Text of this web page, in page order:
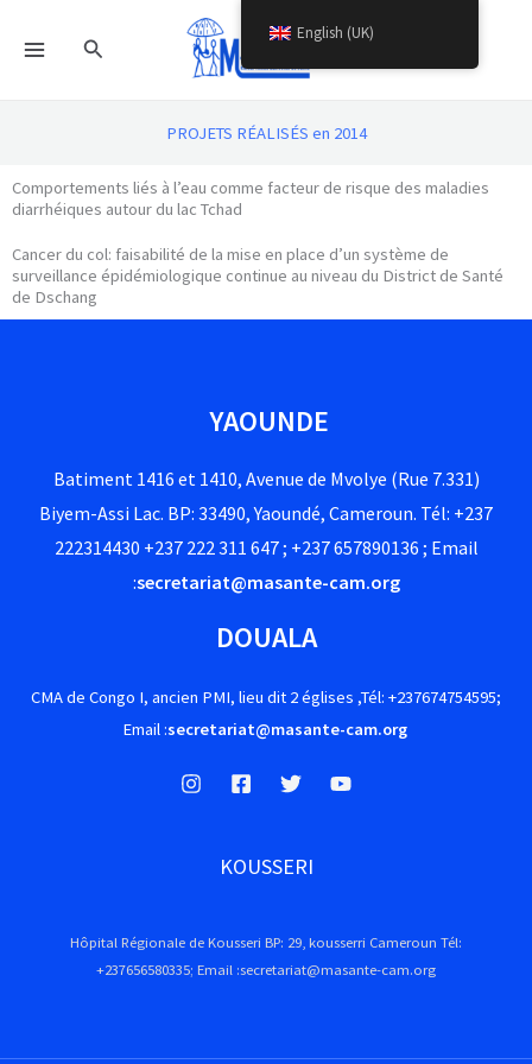
Search
PROJETS RÉALISÉS en 2014
Comportements liés à l’eau comme facteur de risque des maladies
diarrhéiques autour du lac Tchad
Cancer du col: faisabilité de la mise en place d’un système de
surveillance épidémiologique continue au niveau du District de Santé
de Dschang
YAOUNDE
Batiment 1416 et 1410, Avenue de Mvolye (Rue 7.331)
Biyem-Assi Lac. BP: 33490, Yaoundé, Cameroun. Tél: +237
222314430 +237 222 311 647 ; +237 657890136 ; Email
:secretariat@masante-cam.org
DOUALA
CMA de Congo I, ancien PMI, lieu dit 2 églises ,Tél: +237674754595;
Email :secretariat@masante-cam.org
KOUSSERI
Hôpital Régionale de Kousseri BP: 29, kousserri Cameroun Tél:
+237656580335; Email :secretariat@masante-cam.org
English (UK)